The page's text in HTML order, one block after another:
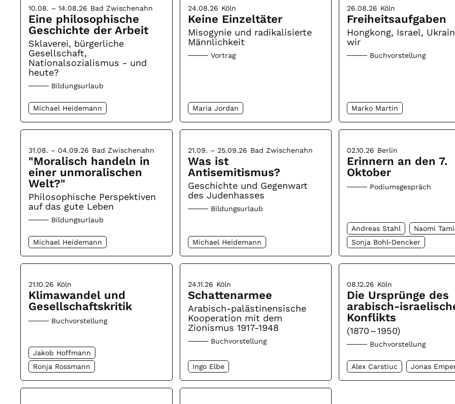
10.08. – 14.08.26 Bad Zwischenahn
Eine philosophische
Geschichte der Arbeit
Sklaverei, bürgerliche
Gesellschaft,
Nationalsozialismus - und
heute?
Bildungsurlaub
Michael Heidemann
24.08.26 Köln
Keine Einzeltäter
Misogynie und radikalisierte
Männlichkeit
Vortrag
Maria Jordan
26.08.26 Köln
Freiheitsaufgaben
Hongkong, Israel,
wir
Buchvorstellung
Marko Martin
31.08. – 04.09.26 Bad Zwischenahn
"Moralisch handeln in
einer unmoralischen
Welt?"
Philosophische Perspektiven
auf das gute Leben
Bildungsurlaub
Michael Heidemann
21.09. – 25.09.26 Bad Zwischenahn
Was ist
Antisemitismus?
Geschichte und Gegenwart
des Judenhasses
Bildungsurlaub
Michael Heidemann
02.10.26 Berlin
Erinnern an den 7.
Oktober
Podiumsgespräch
Andreas Stahl
Naomi
Sonja Bohl-Dencker
21.10.26 Köln
Klimawandel und
Gesellschaftskritik
Buchvorstellung
Jakob Hoffmann
Ronja Rossmann
24.11.26 Köln
Schattenarmee
Arabisch-palästinensische
Kooperation mit dem
Zionismus 1917-1948
Buchvorstellung
Ingo Elbe
08.12.26 Köln
Die Ursprünge des
arabisch-
Konflikts
(1870 – 1950)
Buchvorstellung
Alex Carstiuc Jonas